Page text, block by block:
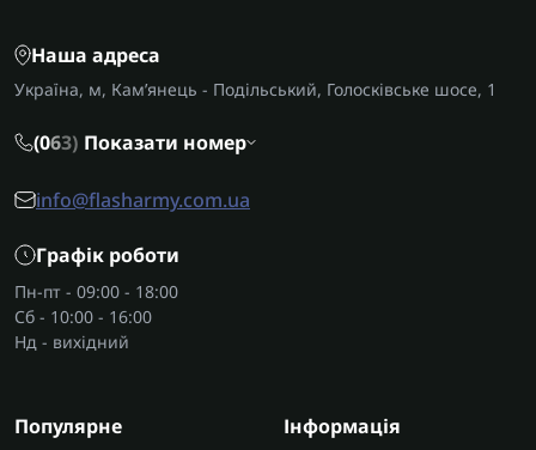
Наша адреса
Україна, м, Кам’янець - Подільський, Голосківське шосе, 1
(063) Показати номер
info@flasharmy.com.ua
Графік роботи
Пн-пт - 09:00 - 18:00
Сб - 10:00 - 16:00
Нд - вихідний
Популярне Інформація